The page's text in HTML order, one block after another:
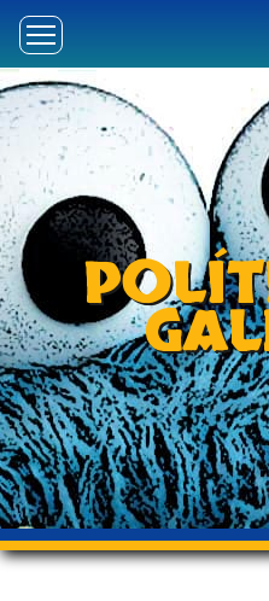
WIFIRÀPID
INTERNET WIFI
TELÈFON
PÀGINES WEB
CONTRACTA